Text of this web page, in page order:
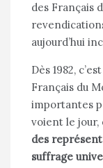
des Français
aujourd’hui
Dès 1982,
Français du
importantes
voient le
des
suffrage